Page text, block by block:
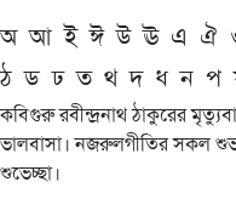
অ আ ই ঈ উ ঊ এ ঐ
ঠ ড ঢ ত থ দ ধ ন প
কবিগুরু রবীন্দ্রনাথ ঠাকুরের
ভালবাসা। নজরুলগীতির সকল
শুভেচ্ছা।